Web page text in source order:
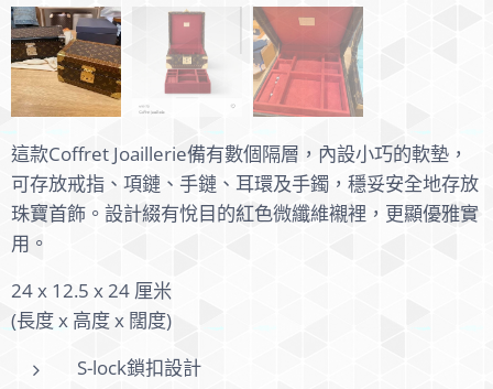
這款Coffret Joaillerie備有數個隔層，內設小巧的軟墊，
可存放戒指、項鏈、手鏈、耳環及手鐲，穩妥安全地存放
珠寶首飾。設計綴有悅目的紅色微纖維襯裡，更顯優雅實
用。
24 x 12.5 x 24 厘米
(長度 x 高度 x 闊度)
S-lock鎖扣設計